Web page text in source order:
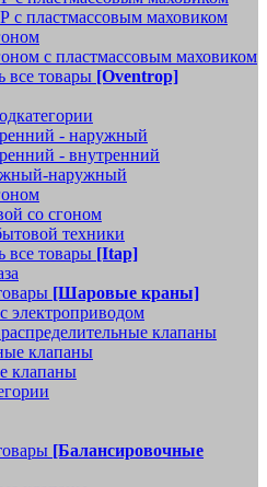
с пластмассовым маховиком
с пластмассовым маховиком
все товары [Oventrop]
- наружный
- внутренний
наружный
со сгоном
техники
все товары [Itap]
[Шаровые краны]
электроприводом
клапаны
клапаны
клапаны
[Балансировочные